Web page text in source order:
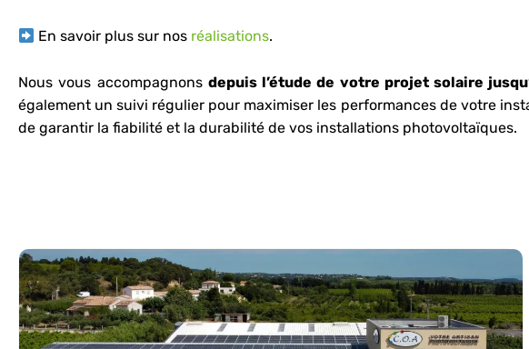
En savoir plus sur nos réalisations.
Nous vous accompagnons depuis l’étude de votre projet solaire
également un suivi régulier pour maximiser les performances de votre
de garantir la fiabilité et la durabilité de vos installations photovoltaïques.